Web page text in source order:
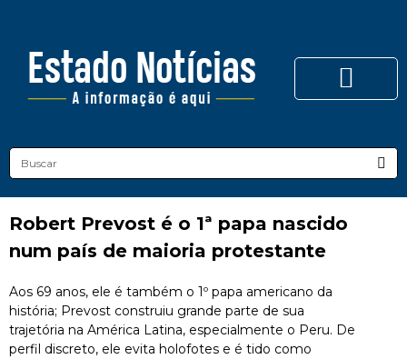
Robert Prevost é o 1ª papa nascido
num país de maioria protestante
Aos 69 anos, ele é também o 1º papa americano da
história; Prevost construiu grande parte de sua
trajetória na América Latina, especialmente o Peru. De
perfil discreto, ele evita holofotes e é tido como